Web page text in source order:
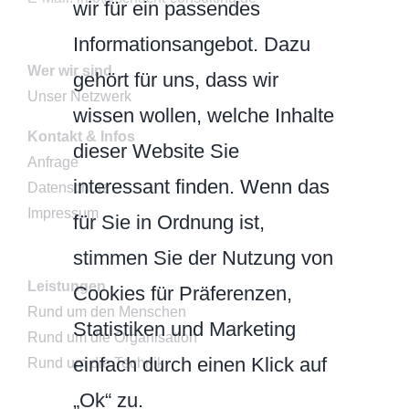
Wer wir sind
Unser Netzwerk
Kontakt & Infos
Anfrage
Datenschutz
Impressum
Leistungen
Rund um den Menschen
Rund um die Organisation
Rund um die Technik
wir für ein passendes
Informationsangebot. Dazu
gehört für uns, dass wir
wissen wollen, welche Inhalte
dieser Website Sie
interessant finden. Wenn das
für Sie in Ordnung ist,
stimmen Sie der Nutzung von
Cookies für Präferenzen,
Statistiken und Marketing
einfach durch einen Klick auf
„Ok“ zu.